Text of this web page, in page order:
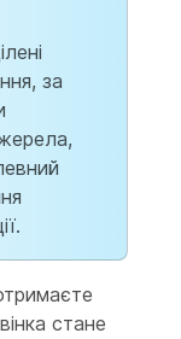
за
стане